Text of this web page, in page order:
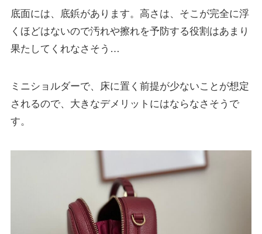
底面には、底鋲があります。高さは、そこが完全に浮
くほどはないので汚れや擦れを予防する役割はあまり
果たしてくれなさそう…
ミニショルダーで、床に置く前提が少ないことが想定
されるので、大きなデメリットにはならなさそうで
す。